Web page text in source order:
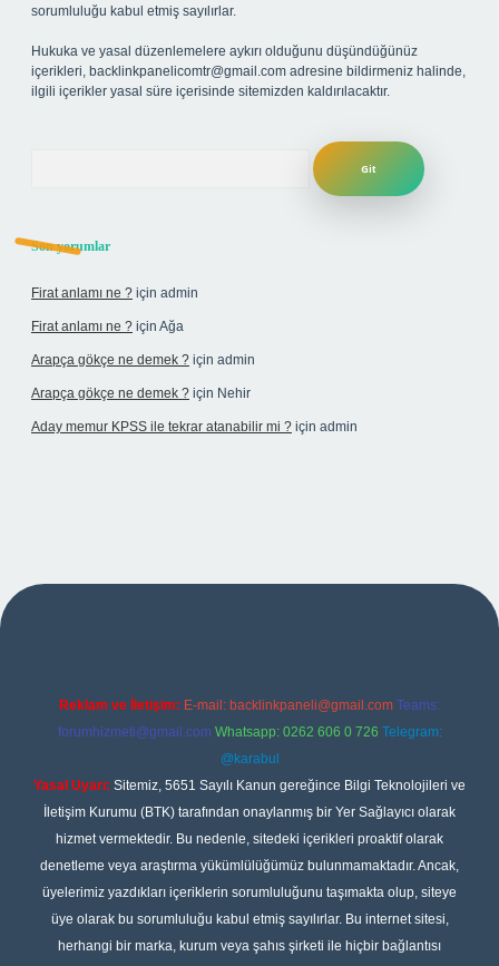
sorumluluğu kabul etmiş sayılırlar.
Hukuka ve yasal düzenlemelere aykırı olduğunu düşündüğünüz
içerikleri, backlinkpanelicomtr@gmail.com adresine bildirmeniz halinde,
ilgili içerikler yasal süre içerisinde sitemizden kaldırılacaktır.
Son yorumlar
Firat anlamı ne ? için admin
Firat anlamı ne ? için Ağa
Arapça gökçe ne demek ? için admin
Arapça gökçe ne demek ? için Nehir
Aday memur KPSS ile tekrar atanabilir mi ? için admin
adresi
Reklam ve İletişim: E-mail: backlinkpaneli@gmail.com Teams:
forumhizmeti@gmail.com Whatsapp: 0262 606 0 726 Telegram:
@karabul
Yasal Uyarı: Sitemiz, 5651 Sayılı Kanun gereğince Bilgi Teknolojileri ve
İletişim Kurumu (BTK) tarafından onaylanmış bir Yer Sağlayıcı olarak
hizmet vermektedir. Bu nedenle, sitedeki içerikleri proaktif olarak
denetleme veya araştırma yükümlülüğümüz bulunmamaktadır. Ancak,
üyelerimiz yazdıkları içeriklerin sorumluluğunu taşımakta olup, siteye
üye olarak bu sorumluluğu kabul etmiş sayılırlar. Bu internet sitesi,
herhangi bir marka, kurum veya şahıs şirketi ile hiçbir bağlantısı